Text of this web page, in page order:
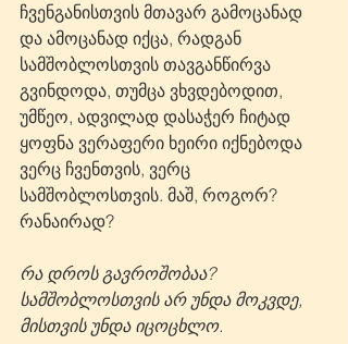
ჩვენგანისთვის მთავარ გამოცანად
და ამოცანად იქცა, რადგან
სამშობლოსთვის თავგანწირვა
გვინდოდა, თუმცა ვხვდებოდით,
უმწეო, ადვილად დასაჭერ ჩიტად
ყოფნა ვერაფერი ხეირი იქნებოდა
ვერც ჩვენთვის, ვერც
სამშობლოსთვის. მაშ, როგორ?
რანაირად?
რა დროს გავროშობაა?
სამშობლოსთვის არ უნდა მოკვდე,
მისთვის უნდა იცოცხლო.